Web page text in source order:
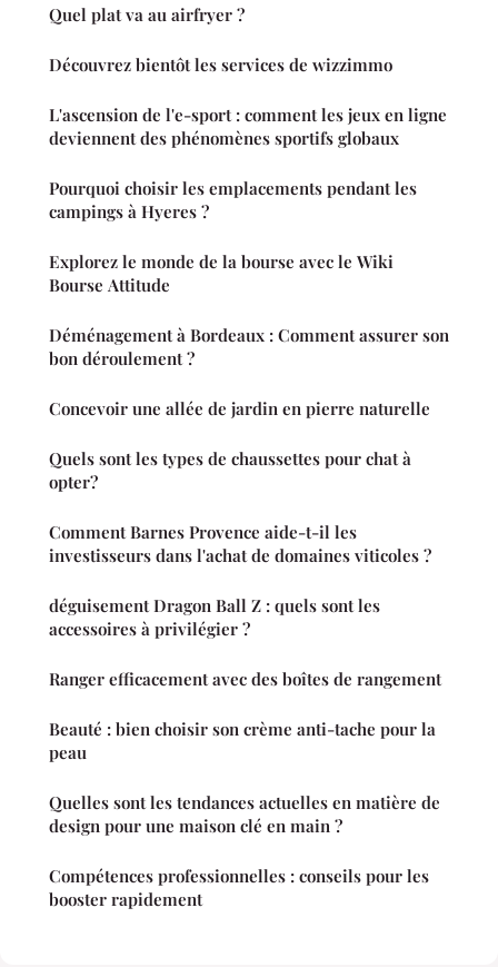
Quel plat va au airfryer ?
Découvrez bientôt les services de wizzimmo
L'ascension de l'e-sport : comment les jeux en ligne
deviennent des phénomènes sportifs globaux
Pourquoi choisir les emplacements pendant les
campings à Hyeres ?
Explorez le monde de la bourse avec le Wiki
Bourse Attitude
Déménagement à Bordeaux : Comment assurer son
bon déroulement ?
Concevoir une allée de jardin en pierre naturelle
Quels sont les types de chaussettes pour chat à
opter?
Comment Barnes Provence aide-t-il les
investisseurs dans l'achat de domaines viticoles ?
déguisement Dragon Ball Z : quels sont les
accessoires à privilégier ?
Ranger efficacement avec des boîtes de rangement
Beauté : bien choisir son crème anti-tache pour la
peau
Quelles sont les tendances actuelles en matière de
design pour une maison clé en main ?
Compétences professionnelles : conseils pour les
booster rapidement